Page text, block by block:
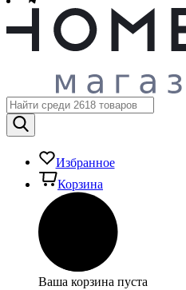
Избранное
Корзина
Ваша корзина пуста